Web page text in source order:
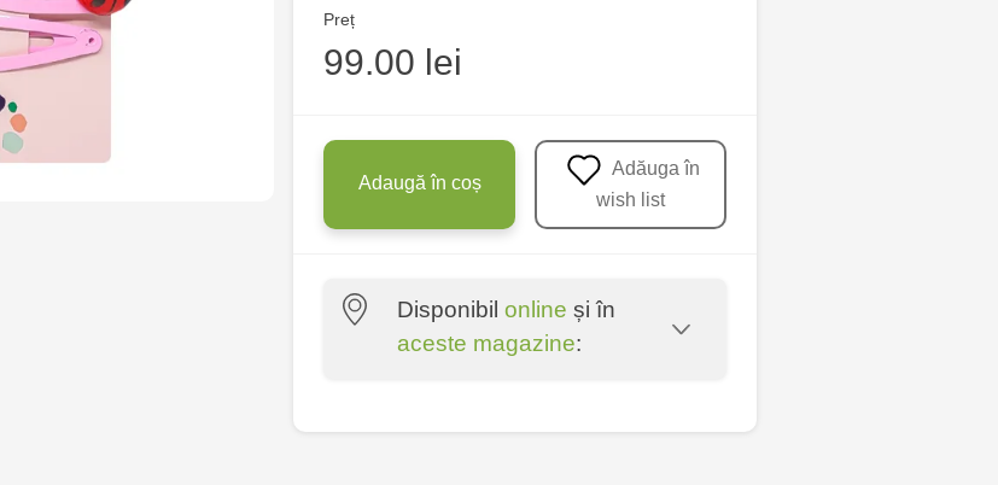
Preț
99.00 lei
Adaugă în coș
wish list
Disponibil online și în
aceste magazine:
6